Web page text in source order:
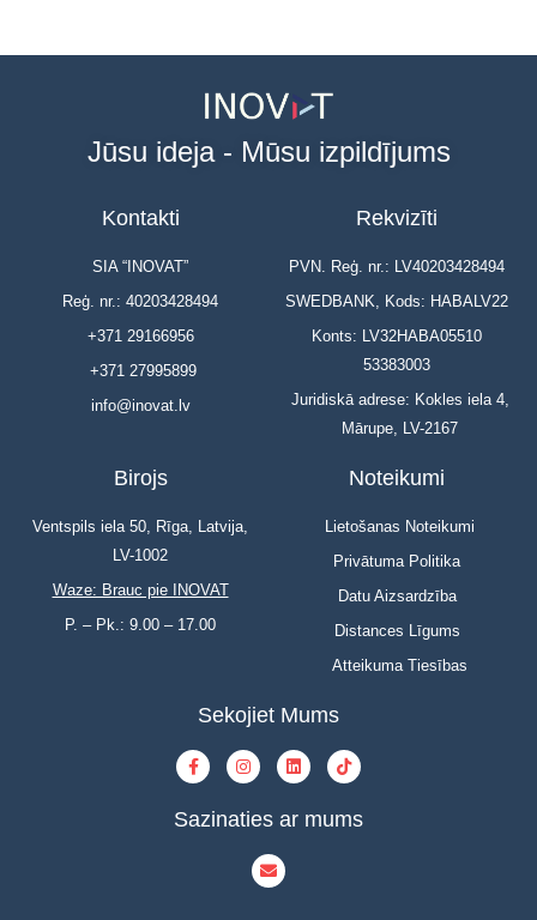
Jūsu ideja - Mūsu izpildījums
Kontakti
SIA “INOVAT”
Reģ. nr.: 40203428494
+371 29166956
+371 27995899
info@inovat.lv
Rekvizīti
PVN. Reģ. nr.: LV40203428494
SWEDBANK, Kods: HABALV22
Konts: LV32HABA05510
53383003
Juridiskā adrese: Kokles iela 4,
Mārupe, LV-2167
Birojs
Ventspils iela 50, Rīga, Latvija,
LV-1002
Waze: Brauc pie INOVAT
P. – Pk.: 9.00 – 17.00
Noteikumi
Lietošanas Noteikumi
Privātuma Politika
Datu Aizsardzība
Distances Līgums
Atteikuma Tiesības
Sekojiet Mums
Sazinaties ar mums